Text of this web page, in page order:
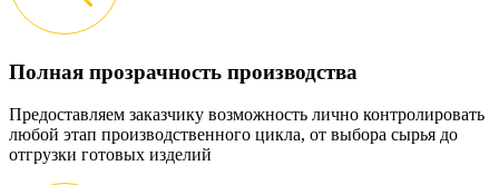
Полная прозрачность производства
Предоставляем заказчику возможность лично контролировать
любой этап производственного цикла, от выбора сырья до
отгрузки готовых изделий